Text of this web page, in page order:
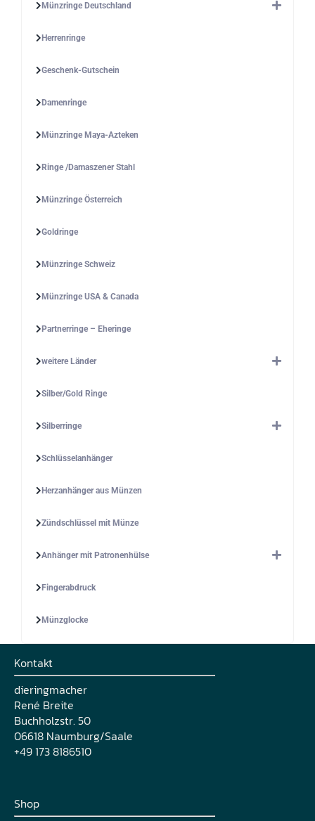
Münzringe Deutschland
Herrenringe
Geschenk-Gutschein
Damenringe
Münzringe Maya-Azteken
Ringe /Damaszener Stahl
Münzringe Österreich
Goldringe
Münzringe Schweiz
Münzringe USA & Canada
Partnerringe – Eheringe
weitere Länder
Silber/Gold Ringe
Silberringe
Schlüsselanhänger
Herzanhänger aus Münzen
Zündschlüssel mit Münze
Anhänger mit Patronenhülse
Fingerabdruck
Münzglocke
Kontakt
dieringmacher
René Breite
Buchholzstr. 50
06618 Naumburg/Saale
+49 173 8186510
Shop